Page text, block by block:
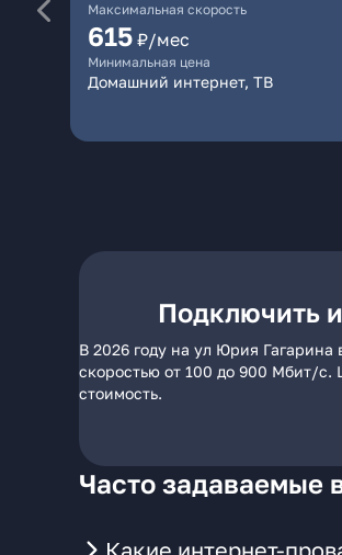
Максимальная скорость
615 ₽/мес
Минимальная цена
Домашний интернет, ТВ
Подключить
В 2026 году на ул Юрия
скоростью от 100 до 900 Мбит/с.
стоимость.
Часто задаваемые
Какие интернет-